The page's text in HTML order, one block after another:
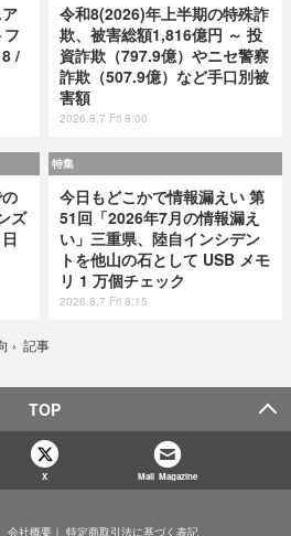
/
令和8(2026)年上半期の特殊詐
欺、被害総額1,816億円 ～ 投
資詐欺（797.9億）やニセ警察
詐欺（507.9億）など手口別被
害額
2026.8.7 Fri 8:00
ズ
特集
今日もどこかで情報漏えい 第
51回「2026年7月の情報漏え
い」三重県、陸自インシデン
トを他山の石として USB メモ
リ 1 万個チェック
2026.8.7 Fri 8:15
› 記事
TOP
X Mail Magazine
会社概要 特定商取引法に基づく表記